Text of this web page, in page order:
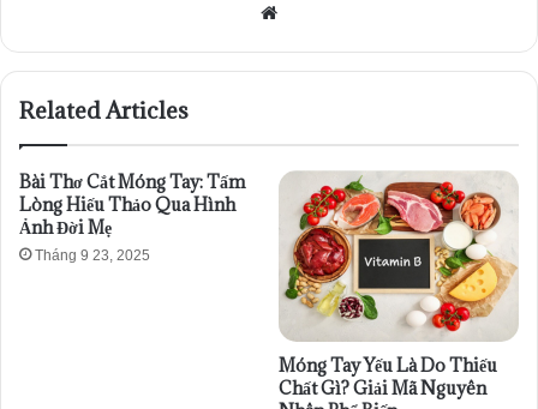
Website
Related Articles
Bài Thơ Cắt Móng Tay: Tấm
Lòng Hiếu Thảo Qua Hình
Ảnh Đời Mẹ
Tháng 9 23, 2025
Móng Tay Yếu Là Do Thiếu
Chất Gì? Giải Mã Nguyên